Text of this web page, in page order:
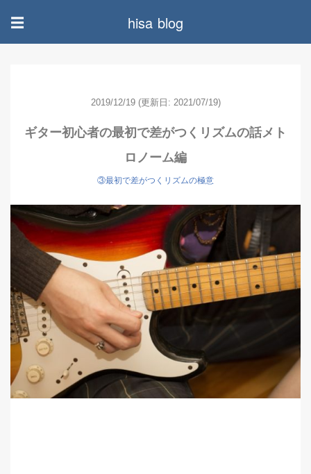
☰ hisa blog
2019/12/19 (更新日: 2021/07/19)
ギター初心者の最初で差がつくリズムの話メト
ロノーム編
③最初で差がつくリズムの極意